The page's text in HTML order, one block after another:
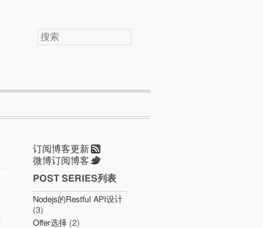
订阅博客更新
微博订阅博客
POST SERIES列表
Nodejs的Restful API设计
(3)
Offer选择 (2)